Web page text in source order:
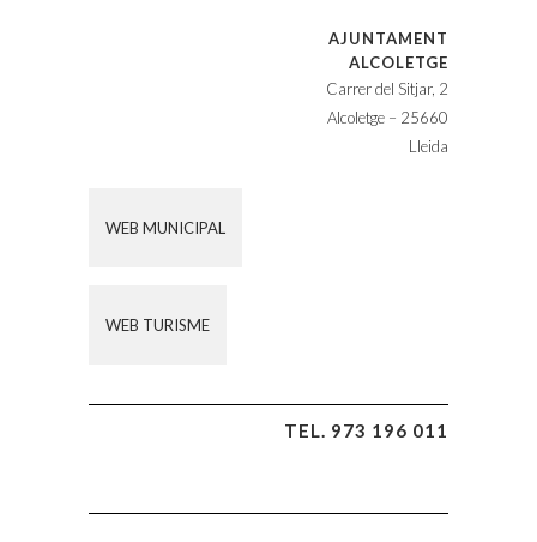
AJUNTAMENT
ALCOLETGE
Carrer del Sitjar, 2
Alcoletge – 25660
Lleida
WEB MUNICIPAL
WEB TURISME
TEL. 973 196 011